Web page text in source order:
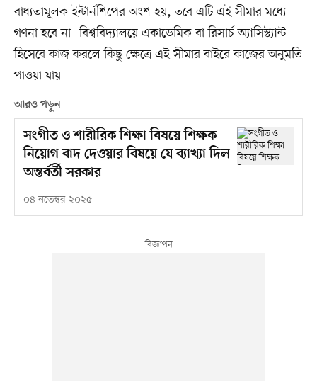
বাধ্যতামূলক ইন্টার্নশিপের অংশ হয়, তবে এটি এই সীমার মধ্যে
গণনা হবে না। বিশ্ববিদ্যালয়ে একাডেমিক বা রিসার্চ অ্যাসিস্ট্যান্ট
হিসেবে কাজ করলে কিছু ক্ষেত্রে এই সীমার বাইরে কাজের অনুমতি
পাওয়া যায়।
আরও পড়ুন
সংগীত ও শারীরিক শিক্ষা বিষয়ে শিক্ষক
নিয়োগ বাদ দেওয়ার বিষয়ে যে ব্যাখ্যা দিল
অন্তর্বর্তী সরকার
০৪ নভেম্বর ২০২৫